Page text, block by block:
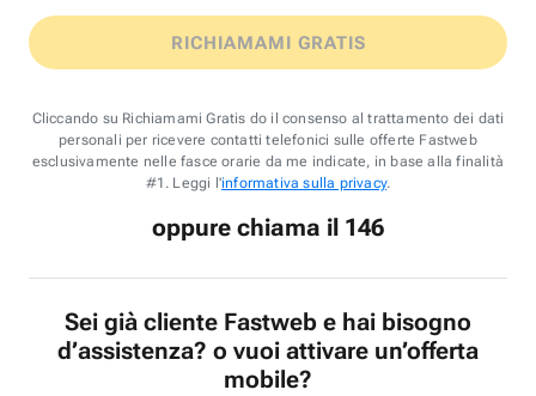
RICHIAMAMI GRATIS
Cliccando su Richiamami Gratis do il consenso al trattamento dei dati
personali per ricevere contatti telefonici sulle offerte Fastweb
esclusivamente nelle fasce orarie da me indicate, in base alla finalità
#1. Leggi l'informativa sulla privacy.
oppure chiama il 146
Sei già cliente Fastweb e hai bisogno
d’assistenza? o vuoi attivare un’offerta
mobile?